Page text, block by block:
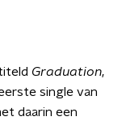
Graduation,
single van
daarin een